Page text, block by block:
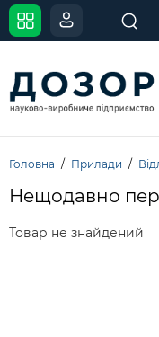
Головна Прилади
Нещодавно
Товар не знайдений